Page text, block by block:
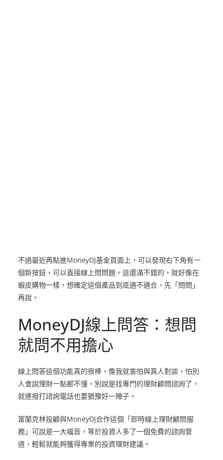
不過最近再點進MoneyDJ基金頁面上，可以發現右下角有一
個新按鈕，可以直接線上問問題。這還滿不錯的，就好像在
蝦皮購物一樣，想確定這個產品到底適不適合，先「問問」
再說。
MoneyDJ線上問答：想問
就問不用擔心
線上問答這個功能真的很棒，像我就害怕與真人對談，怕別
人會說理財一點都不懂，別說是找專門的理財顧問諮詢了，
就連撥打諮詢電話也要猶豫好一陣子。
富蘭克林投顧與MoneyDJ合作這個「即時線上理財顧問服
務」可說是一大福音，等於投資人多了一個免費的諮詢管
道，輕鬆就能夠獲得專業的投資理財建議。